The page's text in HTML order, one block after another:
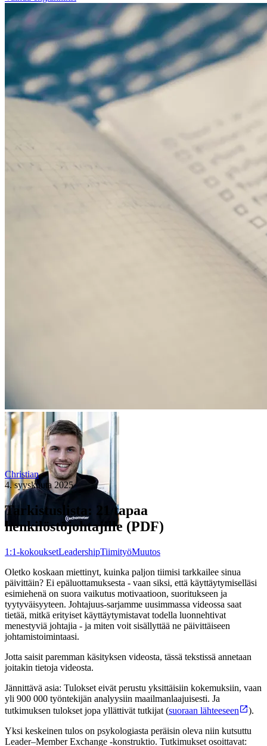
Christian
4. syyskuuta 2025
Tarkistuslista: 21 tapaa
henkilöstöjohtajille (PDF)
1:1-kokouksetLeadershipTiimityöMuutos
Oletko koskaan miettinyt, kuinka paljon tiimisi tarkkailee sinua
päivittäin? Ei epäluottamuksesta - vaan siksi, että käyttäytymiselläsi
esimiehenä on suora vaikutus motivaatioon, suoritukseen ja
tyytyväisyyteen. Johtajuus-sarjamme uusimmassa videossa saat
tietää, mitkä erityiset käyttäytymistavat todella luonnehtivat
menestyviä johtajia - ja miten voit sisällyttää ne päivittäiseen
johtamistoimintaasi.
Jotta saisit paremman käsityksen videosta, tässä tekstissä annetaan
joitakin tietoja videosta.
Jännittävä asia: Tulokset eivät perustu yksittäisiin kokemuksiin, vaan
yli 900 000 työntekijän analyysiin maailmanlaajuisesti. Ja
tutkimuksen tulokset jopa yllättivät tutkijat (suoraan lähteeseen
).
Yksi keskeinen tulos on psykologiasta peräisin oleva niin kutsuttu
Leader–Member Exchange -konstruktio. Tutkimukset osoittavat: